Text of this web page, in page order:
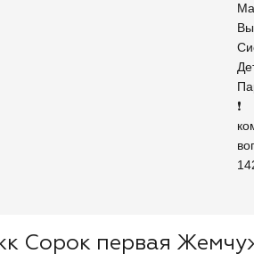
Сорок первая